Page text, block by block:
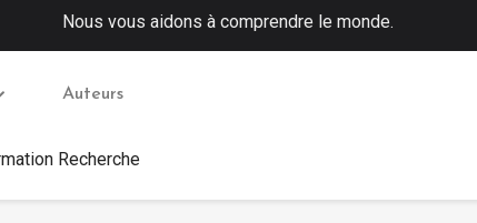
Nous vous aidons à comprendre le monde.
Auteurs
Recherche